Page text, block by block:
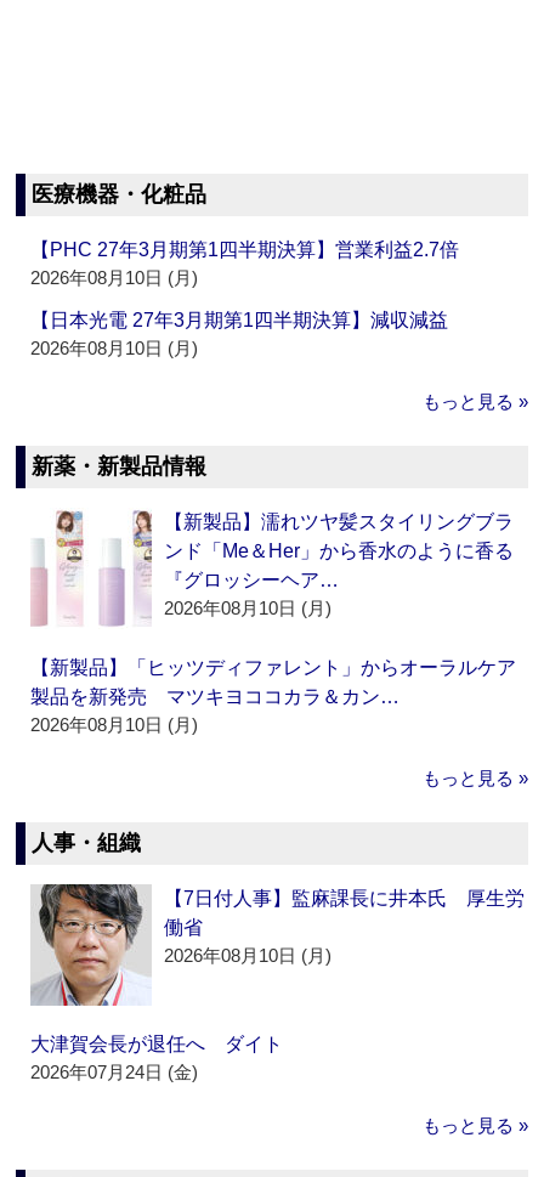
医療機器・化粧品
【PHC 27年3月期第1四半期決算】営業利益2.7倍
2026年08月10日 (月)
【日本光電 27年3月期第1四半期決算】減収減益
2026年08月10日 (月)
もっと見る »
新薬・新製品情報
【新製品】濡れツヤ髪スタイリングブラ
ンド「Me＆Her」から香水のように香る
『グロッシーヘア…
2026年08月10日 (月)
【新製品】「ヒッツディファレント」からオーラルケア
製品を新発売 マツキヨココカラ＆カン…
2026年08月10日 (月)
もっと見る »
人事・組織
【7日付人事】監麻課長に井本氏 厚生労
働省
2026年08月10日 (月)
大津賀会長が退任へ ダイト
2026年07月24日 (金)
もっと見る »